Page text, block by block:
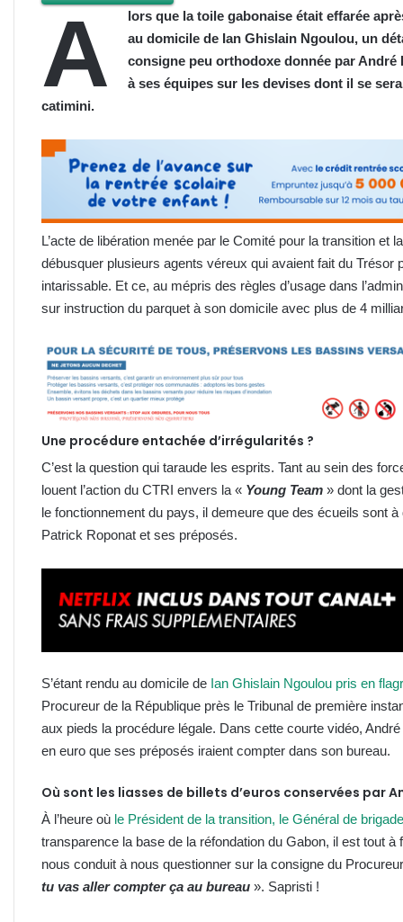
A
lors que la toile gabonaise était effarée
au domicile de Ian Ghislain Ngoulou, un
consigne peu orthodoxe donnée par
à ses équipes sur les devises dont il se
catimini.
L’acte de libération menée par le Comité pour la transition
débusquer plusieurs agents véreux qui avaient fait du Trésor
intarissable. Et ce, au mépris des règles d’usage dans
sur instruction du parquet à son domicile avec plus de 4
Une procédure entachée d’irrégularités ?
C’est la question qui taraude les esprits. Tant au sein des
louent l’action du CTRI envers la « Young Team » dont la
le fonctionnement du pays, il demeure que des écueils sont
Patrick Roponat et ses préposés.
S’étant rendu au domicile de Ian Ghislain Ngoulou pris en
Procureur de la République près le Tribunal de première
aux pieds la procédure légale. Dans cette courte vidéo,
en euro que ses préposés iraient compter dans son bureau.
Où sont les liasses de billets d’euros conservées par
À l’heure où le Président de la transition, le Général de
transparence la base de la réfondation du Gabon, il est tout à
nous conduit à nous questionner sur la consigne du
tu vas aller compter ça au bureau ». Sapristi !